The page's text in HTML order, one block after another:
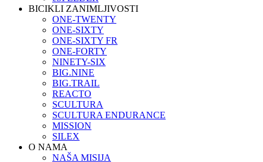
BICIKLI ZANIMLJIVOSTI
ONE-TWENTY
ONE-SIXTY
ONE-SIXTY FR
ONE-FORTY
NINETY-SIX
BIG.NINE
BIG.TRAIL
REACTO
SCULTURA
SCULTURA ENDURANCE
MISSION
SILEX
O NAMA
NAŠA MISIJA